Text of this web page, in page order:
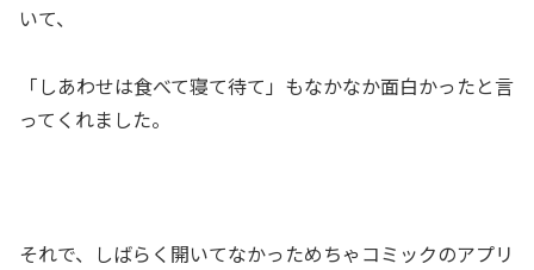
いて、
「しあわせは食べて寝て待て」もなかなか面白かったと言
ってくれました。
それで、しばらく開いてなかっためちゃコミックのアプリ